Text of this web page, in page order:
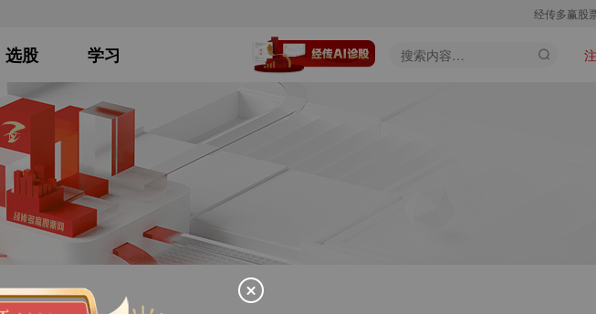
经传多赢股
选股 学习